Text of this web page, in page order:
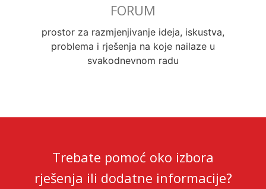
FORUM
prostor za razmjenjivanje ideja, iskustva,
problema i rješenja na koje nailaze u
svakodnevnom radu
Trebate pomoć oko izbora
rješenja ili dodatne informacije?